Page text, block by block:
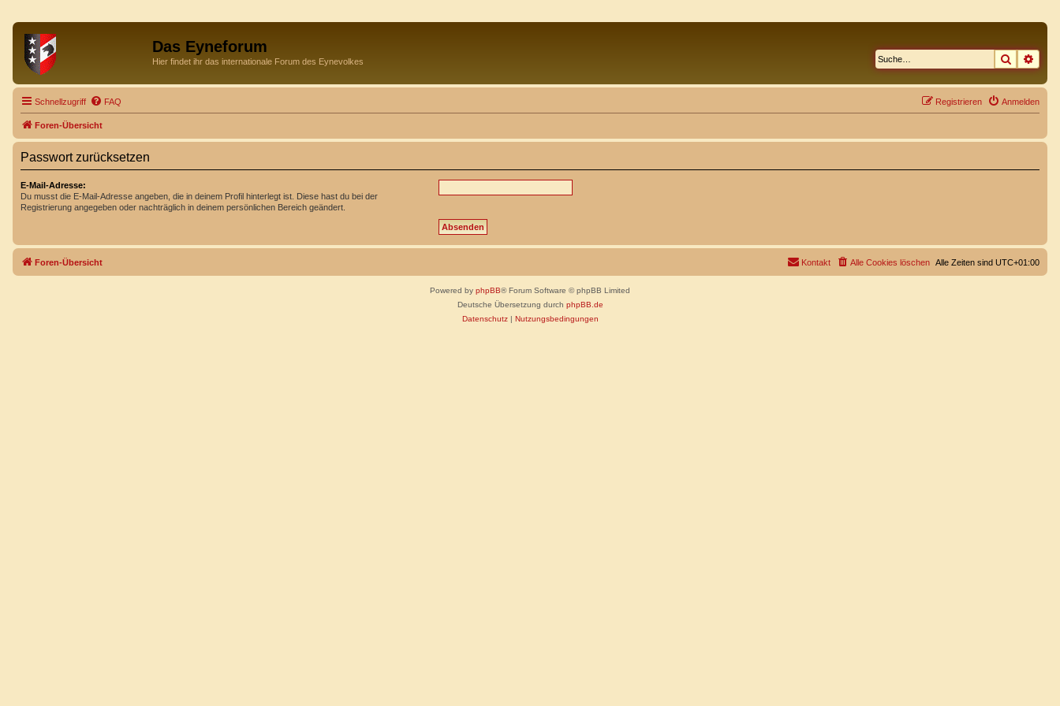
Das Eyneforum
Hier findet ihr das internationale Forum des Eynevolkes Suche
Schnellzugriff FAQ Anmelden
Registrieren
Foren-Übersicht
Passwort zurücksetzen
E-Mail-Adresse:
Du musst die E-Mail-Adresse angeben, die in deinem Profil hinterlegt ist. Diese hast du bei der
Registrierung angegeben oder nachträglich in deinem persönlichen Bereich geändert.
Foren-Übersicht Alle Zeiten sind UTC+01:00
Alle Cookies löschen
Kontakt
Powered by phpBB® Forum Software © phpBB Limited
Deutsche Übersetzung durch phpBB.de
Datenschutz| Nutzungsbedingungen